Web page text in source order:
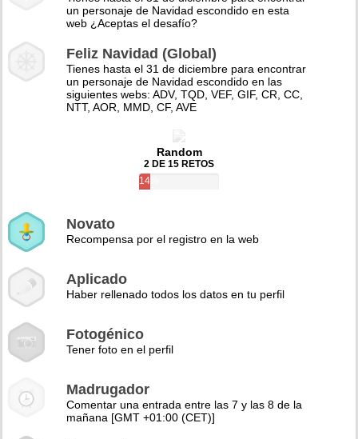
un personaje de Navidad escondido en esta
web ¿Aceptas el desafío?
Feliz Navidad (Global)
Tienes hasta el 31 de diciembre para encontrar
un personaje de Navidad escondido en las
siguientes webs: ADV, TQD, VEF, GIF, CR, CC,
NTT, AOR, MMD, CF, AVE
Random
2 DE 15 RETOS
14%
Novato
Recompensa por el registro en la web
Aplicado
Haber rellenado todos los datos en tu perfil
Fotogénico
Tener foto en el perfil
Madrugador
Comentar una entrada entre las 7 y las 8 de la
mañana [GMT +01:00 (CET)]